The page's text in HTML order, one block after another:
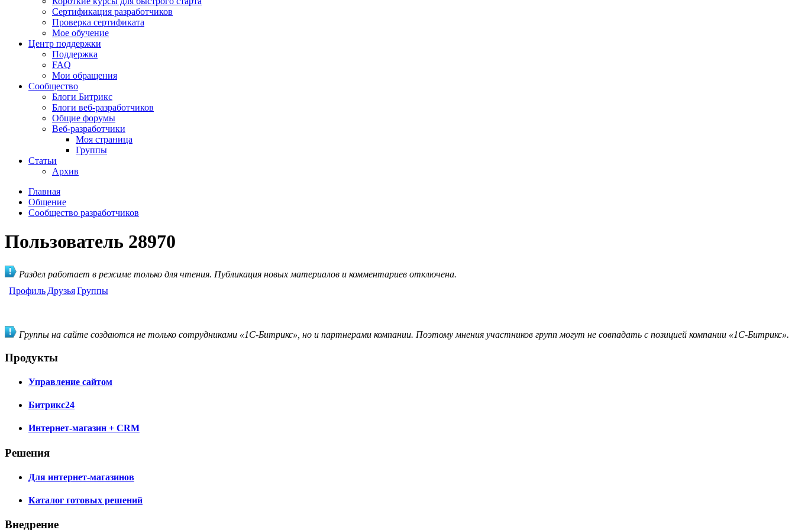
Сертификация разработчиков
Проверка сертификата
Мое обучение
Центр поддержки
Поддержка
FAQ
Мои обращения
Сообщество
Блоги Битрикс
Блоги веб-разработчиков
Общие форумы
Веб-разработчики
Моя страница
Группы
Статьи
Архив
Главная
Общение
Сообщество разработчиков
Пользователь 28970
Раздел работает в режиме только для чтения. Публикация новых материалов и комментариев отключена.
Профиль ДрузьяГруппы
Группы на сайте создаются не только сотрудниками «1С-Битрикс», но и партнерами компании. Поэтому мнения участников групп могут не совпадать с позицией компании «1С-Битрикс».
Продукты
Управление сайтом
Битрикс24
Интернет-магазин + CRM
Решения
Для интернет-магазинов
Каталог готовых решений
Внедрение